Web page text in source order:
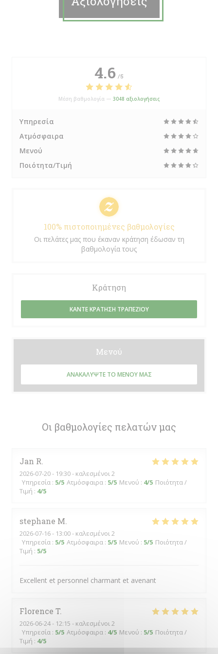
Οι βαθμολογίες πελατών μας
Jan R
2026-07-20- 19:30 - καλεσμένοι 2
Υπηρεσία : 5/5 Ατμόσφαιρα : 5/5 Μενού : 4/5 Ποιότητα /
Τιμή : 4/5
stephane M
2026-07-16- 13:00 - καλεσμένοι 2
Υπηρεσία : 5/5 Ατμόσφαιρα : 5/5 Μενού : 5/5 Ποιότητα /
Τιμή : 5/5
Excellent et personnel charmant et avenant
Florence T
2026-06-24- 12:15 - καλεσμένοι 2
Υπηρεσία : 5/5 Ατμόσφαιρα : 4/5 Μενού : 5/5 Ποιότητα /
Τιμή : 4/5
4.6 /5
Μέση βαθμολογία — 3048 αξιολογήσεις
Υπηρεσία
Ατμόσφαιρα
Μενού
Ποιότητα/Τιμή
100% πιστοποιημένες βαθμολογίες
Οι πελάτες μας που έκαναν κράτηση έδωσαν τη
βαθμολογία τους
Κράτηση
ΚΆΝΤΕ ΚΡΆΤΗΣΗ ΤΡΑΠΕΖΙΟΎ
Μενού
ΑΝΑΚΑΛΎΨΤΕ ΤΟ ΜΕΝΟΎ ΜΑΣ